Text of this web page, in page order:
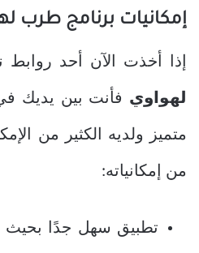
إمكانيات برنامج طرب
إذا أخذت الآن أحد روابط
لهواوي فأنت بين يديك
متميز ولديه الكثير من
من إمكانياته:
تطبيق سهل جدًا بحيث